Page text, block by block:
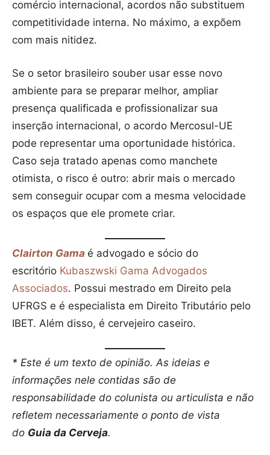
comércio internacional, acordos não substituem
competitividade interna. No máximo, a expõem
com mais nitidez.
Se o setor brasileiro souber usar esse novo
ambiente para se preparar melhor, ampliar
presença qualificada e profissionalizar sua
inserção internacional, o acordo Mercosul-UE
pode representar uma oportunidade histórica.
Caso seja tratado apenas como manchete
otimista, o risco é outro: abrir mais o mercado
sem conseguir ocupar com a mesma velocidade
os espaços que ele promete criar.
Clairton Gama é advogado e sócio do
escritório Kubaszwski Gama Advogados
Associados. Possui mestrado em Direito pela
UFRGS e é especialista em Direito Tributário pelo
IBET. Além disso, é cervejeiro caseiro.
* Este é um texto de opinião. As ideias e
informações nele contidas são de
responsabilidade do colunista ou articulista e não
refletem necessariamente o ponto de vista
do Guia da Cerveja.